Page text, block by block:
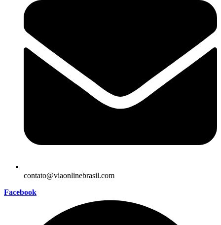
contato@viaonlinebrasil.com
Facebook